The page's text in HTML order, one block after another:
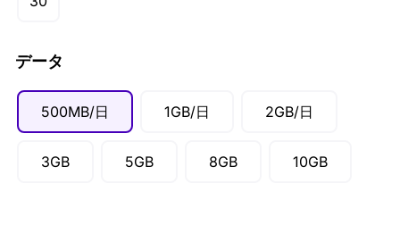
データ
500MB/日 1GB/日 2GB/日
3GB 5GB 8GB 10GB